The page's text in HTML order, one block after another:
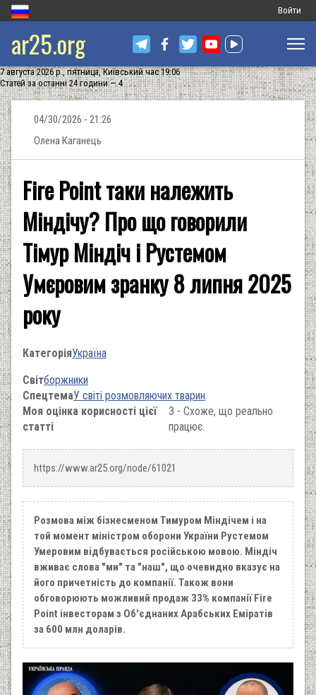
Меню
запису
Войти
ar25.org
7 августа 2026 р., пятница, Київський час 19:06
Статей за останні 24 години — 4
04/30/2026 - 21:26
Олена Каганець
Fire Point таки належить
Міндічу? Про що говорили
Тімур Міндіч і Рустемом
Умєровим зранку 8 липня 2025
року
КатегоріяУкраїна
Світборжники
СпецтемаУ світі розмовляючих тварин
Моя оцінка корисності цієї
статті
3 - Схоже, що реально
працює.
https://www.ar25.org/node/61021
Розмова між бізнесменом Тимуром Міндічем і на
той момент міністром оборони України Рустемом
Умеровим відбувається російською мовою. Міндіч
вживає слова "ми" та "наш", що очевидно вказує на
його причетність до компанії. Також вони
обговорюють можливий продаж 33% компанії Fire
Point інвесторам з Об'єднаних Арабських Еміратів
за 600 млн доларів.